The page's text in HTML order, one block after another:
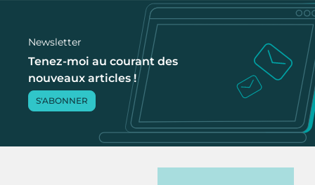
Newsletter
Tenez-moi au courant des
nouveaux articles !
S'ABONNER